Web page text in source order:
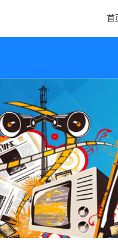
首